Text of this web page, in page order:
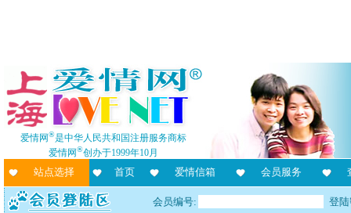
爱情网®是中华人民共和国注册服务商标
爱情网®创办于1999年10月
站点选择 首页 爱情信箱 会员服务
会员编号: 登